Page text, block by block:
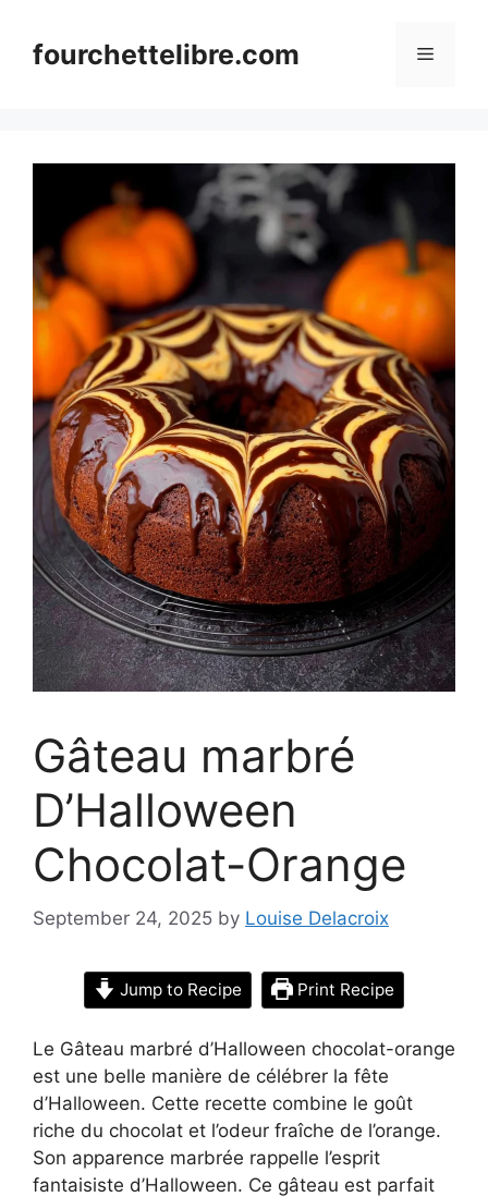
contentfourchettelibre.com Menu
Gâteau marbré
D’Halloween
Chocolat-Orange
September 24, 2025 by Louise Delacroix
Jump to Recipe Print Recipe
Le Gâteau marbré d’Halloween chocolat-orange
est une belle manière de célébrer la fête
d’Halloween. Cette recette combine le goût
riche du chocolat et l’odeur fraîche de l’orange.
Son apparence marbrée rappelle l’esprit
fantaisiste d’Halloween. Ce gâteau est parfait